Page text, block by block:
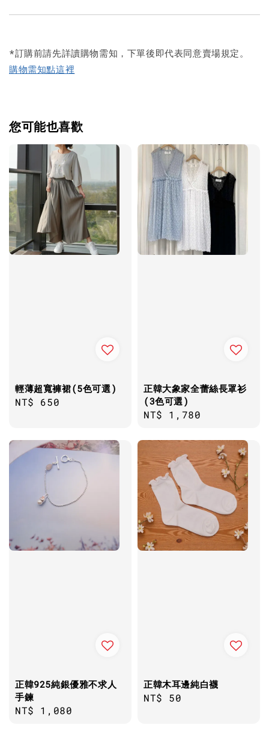
*訂購前請先詳讀購物需知，下單後即代表同意賣場規定。
購物需知點這裡
您可能也喜歡
輕薄超寬褲裙(5色可選)
Regular
NT$ 650
正韓大象家全蕾絲長罩衫
(3色可選)
Regular
NT$ 1,780
正韓925純銀優雅不求人
手鍊
Regular
NT$ 1,080
正韓木耳邊純白襪
Regular
NT$ 50